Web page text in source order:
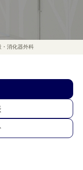
・消化器外科